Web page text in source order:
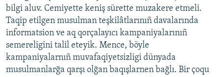
bilgi aluv. Cemiyette keniş sürette muzakere etmeli.
Taqip etilgen musulman teşkilâtlarınıñ davalarında
informatsion ve aq qorçalayıcı kampaniyalarınıñ
semereligini talil eteyik. Mence, böyle
kampaniyalarnıñ muvafaqiyetsizligi dünyada
musulmanlarğa qarşı olğan baqışlarnen bağlı. Bir çoqu